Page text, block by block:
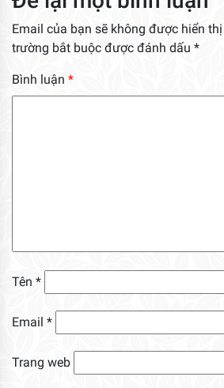
Email của bạn sẽ không được hiển
trường bắt buộc được đánh dấu *
Bình luận *
Tên *
Email *
Trang web